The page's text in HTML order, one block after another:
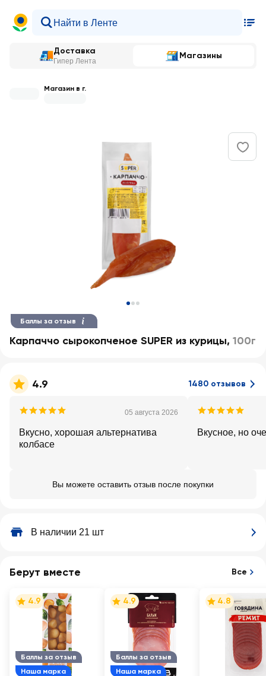
Доставка
Гипер Лента
Магазины
Магазин в г.
Баллы за отзыв
Карпаччо сырокопченое SUPER из курицы, 100г
4.9 1480 отзывов
05 августа 2026
Вкусно, хорошая альтернатива
колбасе
Вкусное, но
Вы можете оставить отзыв после покупки
В наличии 21 шт
Берут вместе Все
Баллы за отзыв
Наша марка
4.9
Баллы за отзыв
Наша марка
4.9 4.8